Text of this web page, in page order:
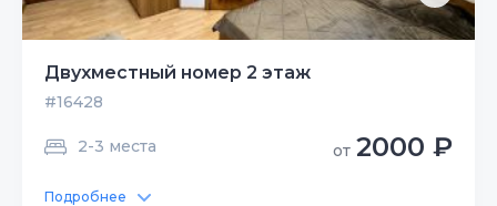
Двухместный номер 2 этаж
#16428
2-3 места от 2000 ₽
Подробнее